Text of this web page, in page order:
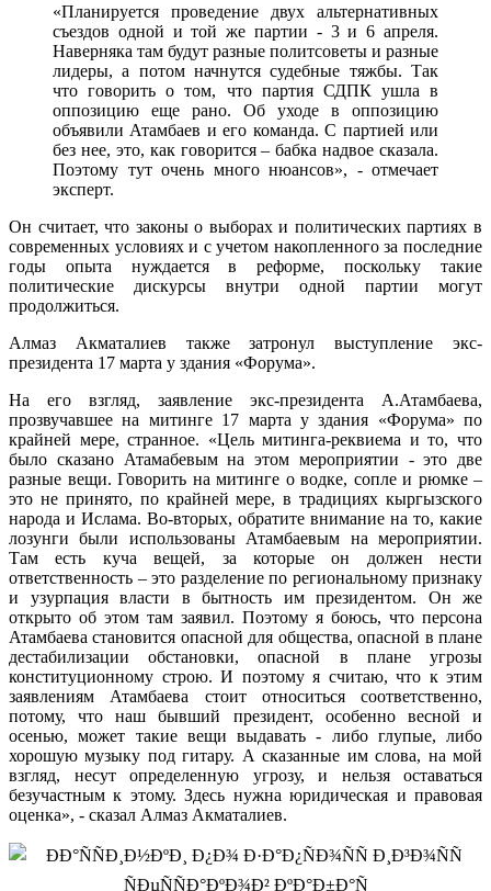
«Планируется проведение двух альтернативных
съездов одной и той же партии - 3 и 6 апреля.
Наверняка там будут разные политсоветы и разные
лидеры, а потом начнутся судебные тяжбы. Так
что говорить о том, что партия СДПК ушла в
оппозицию еще рано. Об уходе в оппозицию
объявили Атамбаев и его команда. С партией или
без нее, это, как говорится – бабка надвое сказала.
Поэтому тут очень много нюансов», - отмечает
эксперт.
Он считает, что законы о выборах и политических партиях в
современных условиях и с учетом накопленного за последние
годы опыта нуждается в реформе, поскольку такие
политические дискурсы внутри одной партии могут
продолжиться.
Алмаз Акматалиев также затронул выступление экс-
президента 17 марта у здания «Форума».
На его взгляд, заявление экс-президента А.Атамбаева,
прозвучавшее на митинге 17 марта у здания «Форума» по
крайней мере, странное. «Цель митинга-реквиема и то, что
было сказано Атамабевым на этом мероприятии - это две
разные вещи. Говорить на митинге о водке, сопле и рюмке –
это не принято, по крайней мере, в традициях кыргызского
народа и Ислама. Во-вторых, обратите внимание на то, какие
лозунги были использованы Атамбаевым на мероприятии.
Там есть куча вещей, за которые он должен нести
ответственность – это разделение по региональному признаку
и узурпация власти в бытность им президентом. Он же
открыто об этом там заявил. Поэтому я боюсь, что персона
Атамбаева становится опасной для общества, опасной в плане
дестабилизации обстановки, опасной в плане угрозы
конституционному строю. И поэтому я считаю, что к этим
заявлениям Атамбаева стоит относиться соответственно,
потому, что наш бывший президент, особенно весной и
осенью, может такие вещи выдавать - либо глупые, либо
хорошую музыку под гитару. А сказанные им слова, на мой
взгляд, несут определенную угрозу, и нельзя оставаться
безучастным к этому. Здесь нужна юридическая и правовая
оценка», - сказал Алмаз Акматалиев.